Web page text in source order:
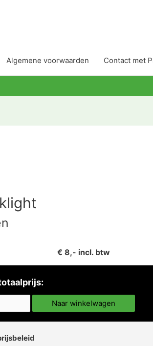
Algemene voorwaarden Contact met
€ 8,- incl. btw
Naar winkelwagen